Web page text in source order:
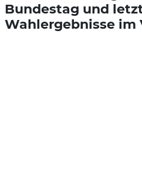
Bundestag und
Wahlergebnisse im